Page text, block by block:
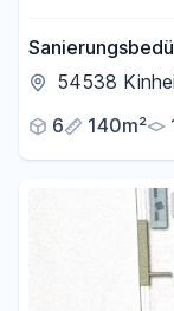
54538
6
140m²